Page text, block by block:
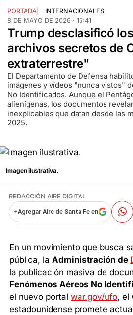
PORTADA
INTERNACIONALES
8 DE MAYO DE 2026 · 15:41
Trump desclasificó
archivos secretos de
extraterrestre"
El Departamento de Defensa
imágenes y vídeos "nunca vistos"
No Identificados. Aunque el
alienígenas, los documentos
inexplicables que datan desde las
2025.
Imagen ilustrativa.
REDACCIÓN AIRE DIGITAL
+Agregar Aire de Santa Fe en
En un movimiento que busca
pública, laAdministración de
la publicación masiva de
Fenómenos Aéreos No
el nuevo portalwar.gov/ufo, el
estadounidense promete